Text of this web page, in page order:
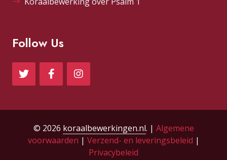
Follow Us
© 2026 koraalbewerkingen.nl. | Algemene
voorwaarden | Verzend- en leveringsbeleid |
Privacybeleid